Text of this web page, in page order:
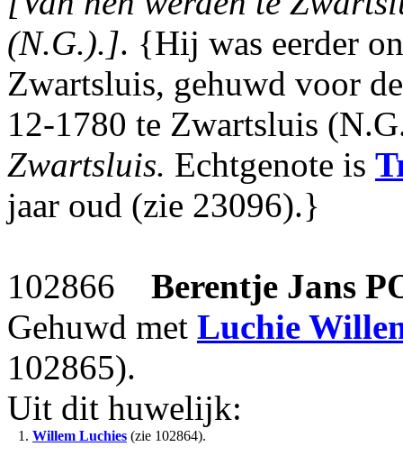
(N.G.).]. {Hij was eerder
Zwartsluis, gehuwd voor
12-1780 te Zwartsluis
Zwartsluis. Echtgenote is
jaar oud (zie 23096).}
102866 Berentje Jans
Gehuwd met Luchie
102865).
Uit dit huwelijk:
1. Willem Luchies (zie 102864).